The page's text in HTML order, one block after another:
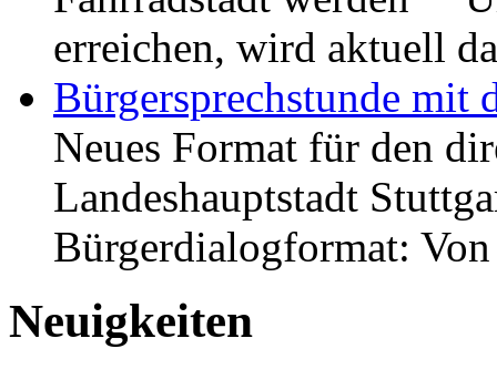
erreichen, wird aktuell
Bürgersprechstunde mit
Neues Format für den
Landeshauptstadt
Bürgerdialogformat:
Neuigkeiten